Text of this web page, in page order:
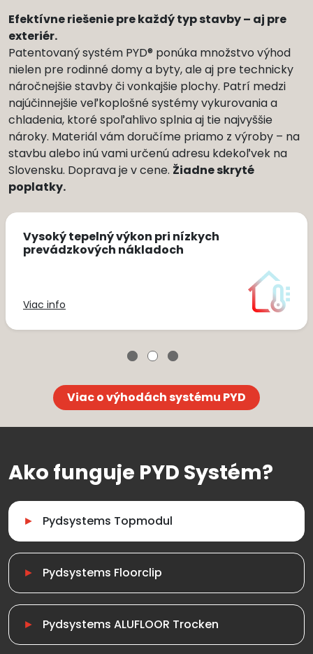
Efektívne riešenie pre každý typ stavby – aj pre
exteriér.
Patentovaný systém PYD® ponúka množstvo výhod
nielen pre rodinné domy a byty, ale aj pre technicky
náročnejšie stavby či vonkajšie plochy. Patrí medzi
najúčinnejšie veľkoplošné systémy vykurovania a
chladenia, ktoré spoľahlivo splnia aj tie najvyššie
nároky. Materiál vám doručíme priamo z výroby – na
stavbu alebo inú vami určenú adresu kdekoľvek na
Slovensku. Doprava je v cene. Žiadne skryté
poplatky.
Vysoký tepelný výkon pri nízkych
prevádzkových nákladoch
Viac info
Viac o výhodách systému PYD
Ako funguje PYD Systém?
Pydsystems Topmodul
Pydsystems Floorclip
Pydsystems ALUFLOOR Trocken